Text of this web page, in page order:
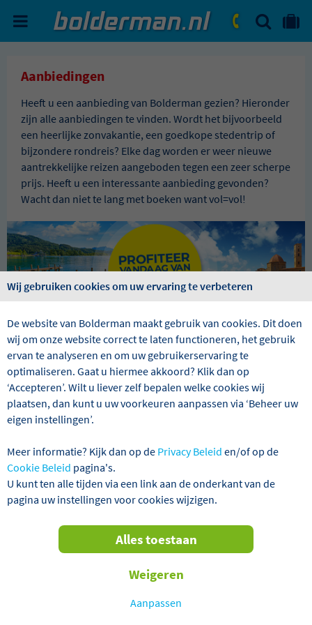
ma. - vr.: 09:00 - 17:30
ZOEKEN
Aanbiedingen
Heeft u een aanbieding van Bolderman gezien? Hieronder
zijn alle aanbiedingen te vinden. Wordt het bijvoorbeeld
een heerlijke zonvakantie, een goedkope stedentrip of
bijzondere rondreis? Elke dag worden er weer nieuwe
aantrekkelijke reizen aangeboden tegen een zeer scherpe
prijs. Heeft u een interessante aanbieding gevonden?
Wacht dan niet te lang met boeken want vol=vol!
Wij hebben 87 reizen gevonden
Aanbiedingen Alles wissen
Sorteren
Verder filteren
TOT € 80,- KORTING P.P.!
Wij gebruiken cookies om uw ervaring te verbeteren
De website van Bolderman maakt gebruik van cookies. Dit doen
wij om onze website correct te laten functioneren, het gebruik
ervan te analyseren en om uw gebruikerservaring te
optimaliseren. Gaat u hiermee akkoord? Klik dan op
‘Accepteren’. Wilt u liever zelf bepalen welke cookies wij
plaatsen, dan kunt u uw voorkeuren aanpassen via ‘Beheer uw
eigen instellingen’.
Meer informatie? Kijk dan op de Privacy Beleid en/of op de
Cookie Beleid pagina's.
U kunt ten alle tijden via een link aan de onderkant van de
pagina uw instellingen voor cookies wijzigen.
Aanpassen
Weigeren
Alles toestaan